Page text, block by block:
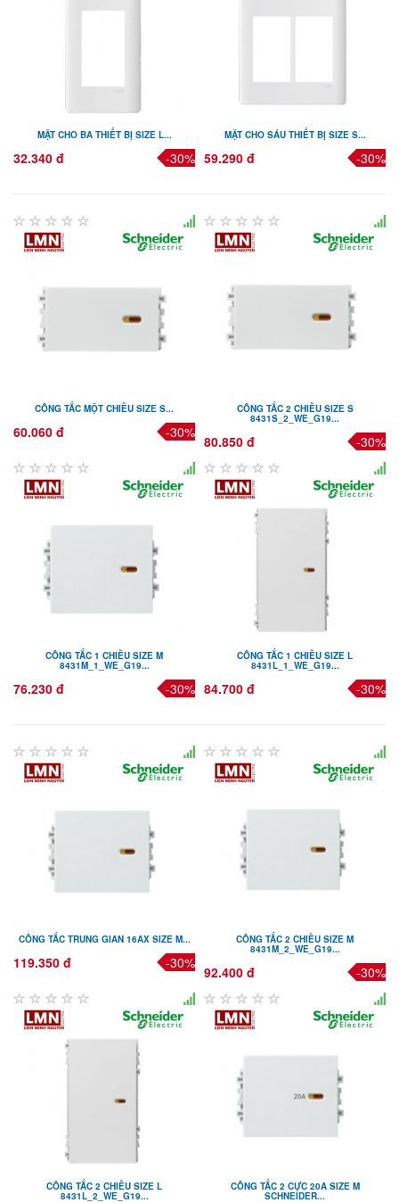
MẶT CHO BA THIẾT BỊ SIZE L...
32.340 đ -30%
MẶT CHO SÁU THIẾT BỊ SIZE S...
59.290 đ -30%
CÔNG TẮC MỘT CHIỀU SIZE S...
60.060 đ -30%
CÔNG TẮC 2 CHIỀU SIZE S
8431S_2_WE_G19...
80.850 đ -30%
CÔNG TẮC 1 CHIỀU SIZE M
8431M_1_WE_G19...
76.230 đ -30%
CÔNG TẮC 1 CHIỀU SIZE L
8431L_1_WE_G19...
84.700 đ -30%
CÔNG TẮC TRUNG GIAN 16AX SIZE M...
119.350 đ -30%
CÔNG TẮC 2 CHIỀU SIZE M
8431M_2_WE_G19...
92.400 đ -30%
CÔNG TẮC 2 CHIỀU SIZE L
8431L_2_WE_G19...
CÔNG TẮC 2 CỰC 20A SIZE M
SCHNEIDER...